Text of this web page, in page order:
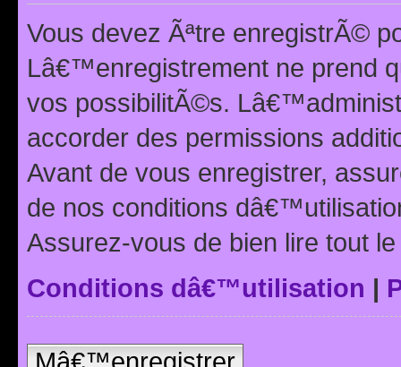
Vous devez Ãªtre enregistrÃ©
Lâ€™enregistrement ne prend
vos possibilitÃ©s.
accorder des permissions
Avant de vous enregistrer,
de nos conditions
Assurez-vous de bien lire tout
Conditions dâ€™utilisation |
Mâ€™enregistrer